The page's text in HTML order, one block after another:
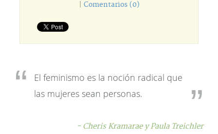
Comentarios (0)
El feminismo es la noción radical que
las mujeres sean personas.
- Cheris Kramarae y Paula Treichler